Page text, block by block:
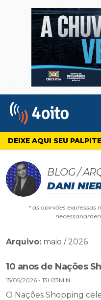
4oito
DEIXE AQUI SEU
BLOG /
DANI
* as opiniões expressas
Arquivo: maio / 2026
10 anos de Nações
15/05/2026 - 13H23MIN
O Nações Shopping